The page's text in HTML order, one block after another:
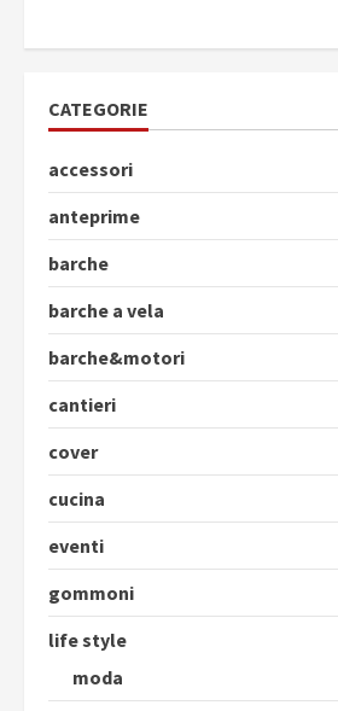
CATEGORIE
accessori
anteprime
barche
barche a vela
barche&motori
cantieri
cover
cucina
eventi
gommoni
life style
moda